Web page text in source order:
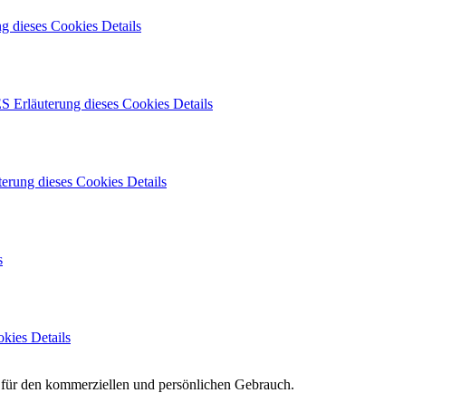
dieses Cookies Details
Erläuterung dieses Cookies Details
dieses Cookies Details
Details
den kommerziellen und persönlichen Gebrauch.